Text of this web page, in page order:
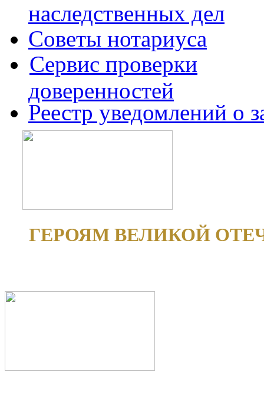
наследственных дел
Советы нотариуса
Сервис проверки
доверенностей
Реестр уведомлений о
ГЕРОЯМ ВЕЛИКОЙ